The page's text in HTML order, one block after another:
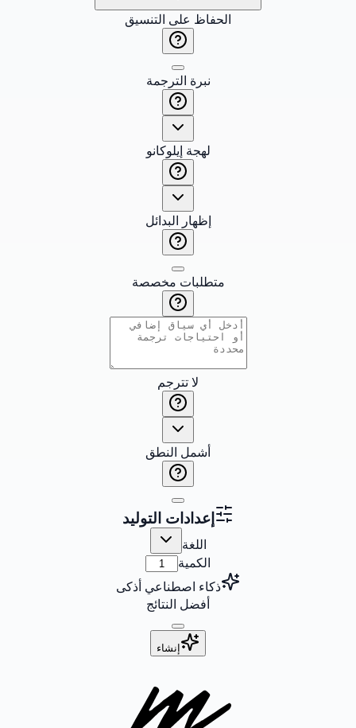
الحفاظ على التنسيق
نبرة الترجمة
لهجة إيلوكانو
إظهار البدائل
متطلبات مخصصة
لا تترجم
أشمل النطق
إعدادات التوليد
اللغة
الكمية
ذكاء اصطناعي أذكى
أفضل النتائج
إنشاء